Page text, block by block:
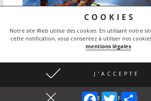
COOKIES
Notre site Web utilise des cookies. En utilisant notre
cette notification, vous consentez à utiliser nos
mentions légales.
J'ACCEPTE
JE REFUSE
Copyright © 2026 Judo Athlétic
réservés.
ColorMag par ThemeGrill.
F T P